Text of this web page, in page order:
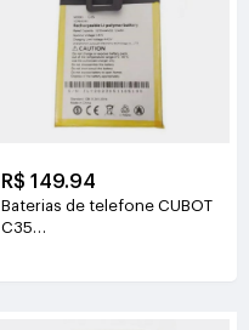
R$ 149.94
Baterias de telefone CUBOT
C35